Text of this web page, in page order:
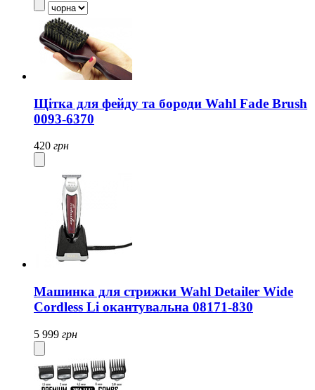
Щітка для фейду та бороди Wahl Fade Brush
0093-6370
420 грн
Машинка для стрижки Wahl Detailer Wide
Cordless Li окантувальна 08171-830
5 999 грн